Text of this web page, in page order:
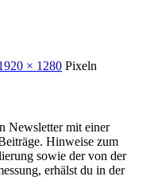
× 1280 Pixeln
Newsletter mit einer
Hinweise zum
sowie der von der
erhälst du in der